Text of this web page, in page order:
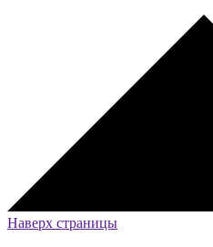
Наверх страницы